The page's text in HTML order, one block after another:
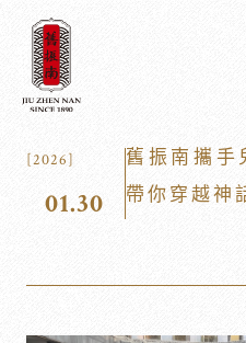
關於我們
認識漢
24節氣文
漢餅文化
預約品鑑
[2026]
01.30
舊振南攜手
帶你穿越神